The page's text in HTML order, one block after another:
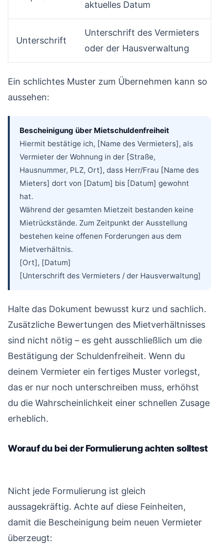
aktuelles Datum
Unterschrift
Unterschrift des Vermieters
oder der Hausverwaltung
Ein schlichtes Muster zum Übernehmen kann so
aussehen:
Bescheinigung über Mietschuldenfreiheit
Hiermit bestätige ich, [Name des Vermieters], als
Vermieter der Wohnung in der [Straße,
Hausnummer, PLZ, Ort], dass Herr/Frau [Name des
Mieters] dort von [Datum] bis [Datum] gewohnt
hat.
Während der gesamten Mietzeit bestanden keine
Mietrückstände. Zum Zeitpunkt der Ausstellung
bestehen keine offenen Forderungen aus dem
Mietverhältnis.
[Ort], [Datum]
[Unterschrift des Vermieters / der Hausverwaltung]
Halte das Dokument bewusst kurz und sachlich.
Zusätzliche Bewertungen des Mietverhältnisses
sind nicht nötig – es geht ausschließlich um die
Bestätigung der Schuldenfreiheit. Wenn du
deinem Vermieter ein fertiges Muster vorlegst,
das er nur noch unterschreiben muss, erhöhst
du die Wahrscheinlichkeit einer schnellen Zusage
erheblich.
Worauf du bei der Formulierung achten solltest
Nicht jede Formulierung ist gleich
aussagekräftig. Achte auf diese Feinheiten,
damit die Bescheinigung beim neuen Vermieter
überzeugt: